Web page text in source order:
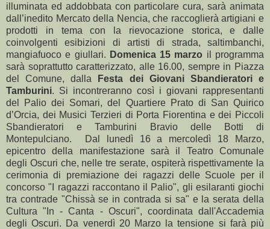
illuminata ed addobbata con particolare cura, sarà animata
dall’inedito Mercato della Nencia, che raccoglierà artigiani e
prodotti in tema con la rievocazione storica, e dalle
coinvolgenti esibizioni di artisti di strada, saltimbanchi,
mangiafuoco e giullari. Domenica 15 marzo il programma
sarà soprattutto caratterizzato, alle 16.00, sempre in Piazza
del Comune, dalla
Festa dei Giovani Sbandieratori e
Tamburini. Si incontreranno così i giovani rappresentanti
del Palio dei Somari, del Quartiere Prato di San Quirico
d’Orcia, dei Musici Terzieri di Porta Fiorentina e dei Piccoli
Sbandieratori e Tamburini Bravio delle Botti di
Montepulciano. Dal lunedì 16 a mercoledì 18 Marzo,
epicentro della manifestazione sarà il Teatro Comunale
degli Oscuri che, nelle tre serate, ospiterà rispettivamente la
cerimonia di premiazione dei ragazzi delle Scuole per il
concorso "I ragazzi raccontano il Palio", gli esilaranti giochi
tra contrade "Chissà se in contrada si sa" e la serata della
Cultura "In - Canta - Oscuri", coordinata dall'Accademia
degli Oscuri. Da venerdì 20 Marzo la tensione si farà più